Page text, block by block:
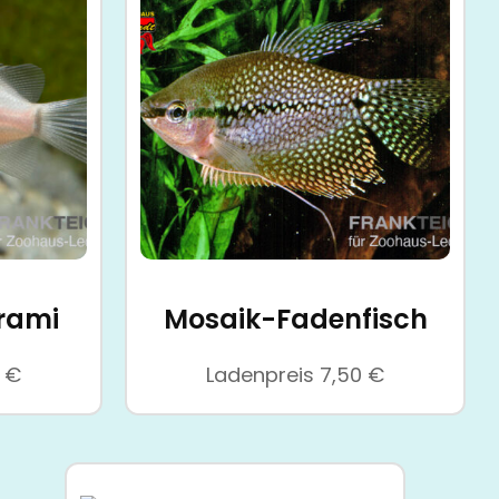
€
Mosaik-Fadenfisch
Ladenpreis 7,50 €